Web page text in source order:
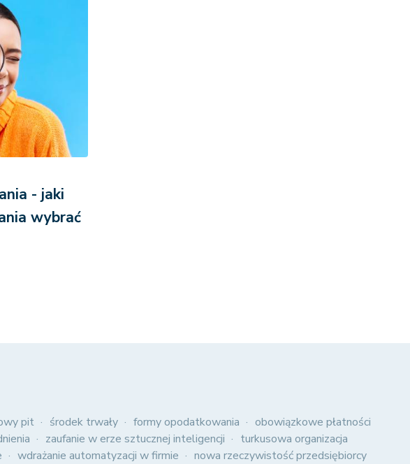
- jaki
wybrać
pit środek trwały formy opodatkowania
obowiązkowe płatności
zaufanie w erze sztucznej inteligencji
turkusowa organizacja
wdrażanie automatyzacji w firmie nowa rzeczywistość przedsiębiorcy